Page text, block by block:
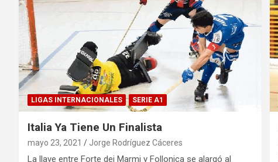
LIGAS INTERNACIONALES SERIE A1
Italia Ya Tiene Un Finalista
mayo 23, 2021 Jorge Rodríguez Cáceres
La llave entre Forte dei Marmi y Follonica se alargó al